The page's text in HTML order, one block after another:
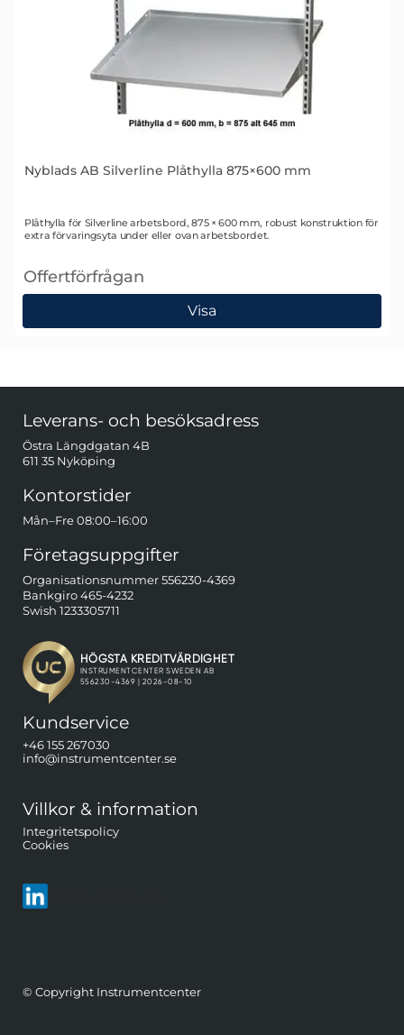
Nyblads AB Silverline Plåthylla 875×600 mm
Art. nr 1566
Plåthylla för Silverline arbetsbord, 875 × 600 mm, robust konstruktion för
extra förvaringsyta under eller ovan arbetsbordet.
Offertförfrågan
, Nyblads AB Silverline Plåthylla 875×600 mm
Visa
Leverans- och besöksadress
Östra Längdgatan 4B
611 35 Nyköping
Kontorstider
Mån–Fre 08:00–16:00
Företagsuppgifter
Organisationsnummer 556230-4369
Bankgiro 465-4232
Swish 1233305711
Kundservice
+46 155 267030
info@instrumentcenter.se
Villkor & information
Integritetspolicy
Cookies
© Copyright Instrumentcenter